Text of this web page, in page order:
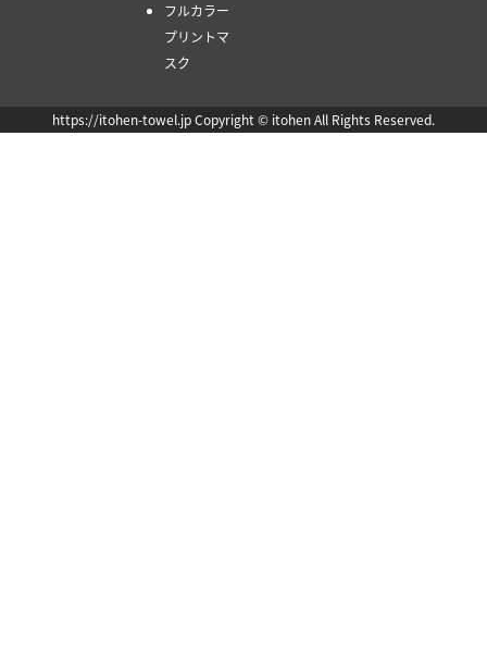
フルカラー
プリントマ
スク
https://itohen-towel.jp Copyright © itohen All Rights Reserved.